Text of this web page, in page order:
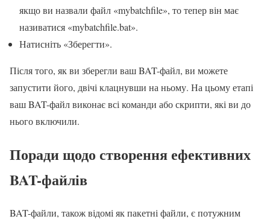
якщо ви назвали файл «mybatchfile», то тепер він має
називатися «mybatchfile.bat».
Натисніть «Зберегти».
Після того, як ви зберегли ваш BAT-файл, ви можете
запустити його, двічі клацнувши на ньому. На цьому етапі
ваш BAT-файл виконає всі команди або скрипти, які ви до
нього включили.
Поради щодо створення ефективних
BAT-файлів
BAT-файли, також відомі як пакетні файли, є потужним